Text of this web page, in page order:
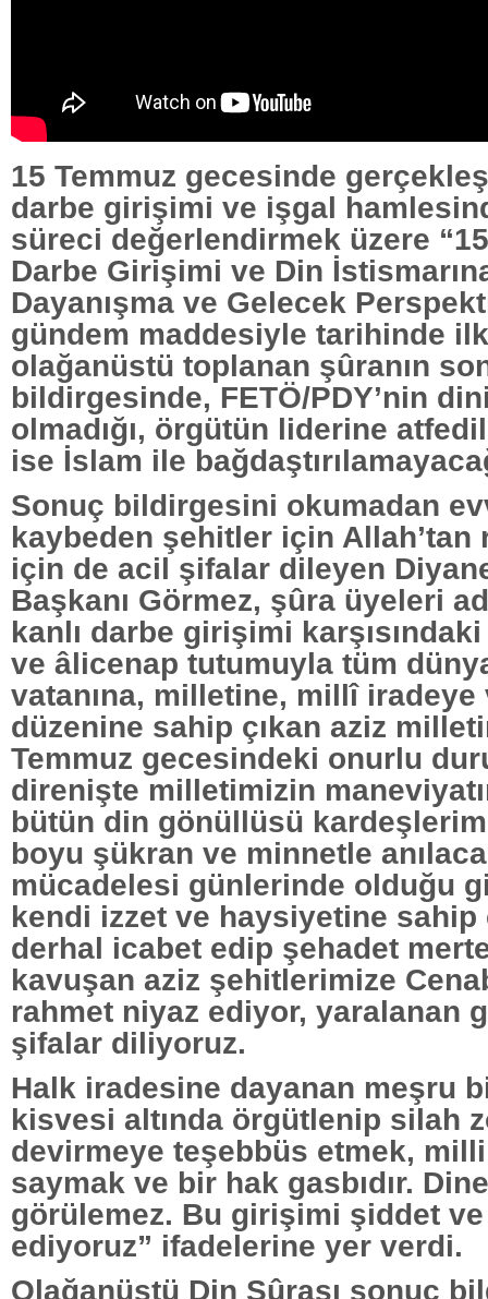
15 Temmuz gecesinde
darbe girişimi ve işgal
süreci değerlendirmek üzere
Darbe Girişimi ve Din
Dayanışma ve Gelecek
gündem maddesiyle tarihinde
olağanüstü toplanan şûranın
bildirgesinde, FETÖ/PDY’nin
olmadığı, örgütün liderine
ise İslam ile
Sonuç bildirgesini okumadan
kaybeden şehitler için Allah’tan
için de acil şifalar dileyen
Başkanı Görmez, şûra üyeleri
kanlı darbe girişimi
ve âlicenap tutumuyla tüm
vatanına, milletine, millî iradeye
düzenine sahip çıkan aziz
Temmuz gecesindeki onurlu
direnişte milletimizin
bütün din gönüllüsü
boyu şükran ve minnetle
mücadelesi günlerinde olduğu
kendi izzet ve haysiyetine sahip
derhal icabet edip şehadet
kavuşan aziz şehitlerimize
rahmet niyaz ediyor, yaralanan
şifalar diliyoruz.
Halk iradesine dayanan meşru
kisvesi altında örgütlenip silah
devirmeye teşebbüs etmek,
saymak ve bir hak gasbıdır.
görülemez. Bu girişimi şiddet
ediyoruz” ifadelerine yer verdi.
Olağanüstü Din Şûrası sonuç